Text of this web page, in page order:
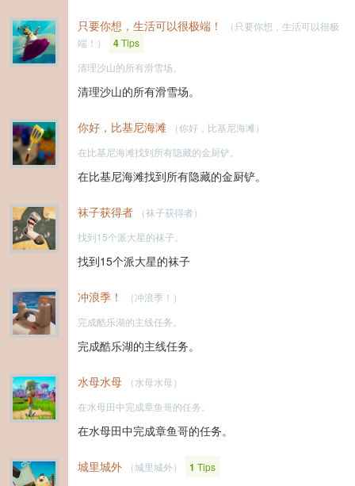
只要你想，生活可以很极端！
（只要你想，生活可以很极
端！）
4Tips
清理沙山的所有滑雪场。
清理沙山的所有滑雪场。
你好，比基尼海滩
（你好，比基尼海滩）
在比基尼海滩找到所有隐藏的金厨铲。
在比基尼海滩找到所有隐藏的金厨铲。
袜子获得者
（袜子获得者）
找到15个派大星的袜子。
找到15个派大星的袜子
冲浪季！
（冲浪季！）
完成酷乐湖的主线任务。
完成酷乐湖的主线任务。
水母水母
（水母水母）
在水母田中完成章鱼哥的任务。
在水母田中完成章鱼哥的任务。
城里城外 （城里城外） 1 Tips